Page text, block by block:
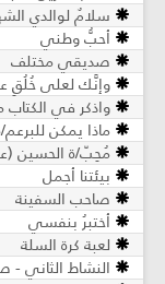
سلامٌ لوالدي
أحبُّ وطني
صديقي مختلف
وإنَّك لعلى خُلُقٍ
واذكر في الكتاب
ماذا يمكن
مُحِبّ/ة الحسين
بيئتنا أجمل
صاحب السفينة
أختبرُ بنفسي
لعبة كرة السلة
النشاط الثاني -